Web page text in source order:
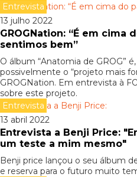
Entrevista
13 julho 2022
GROGNation: “É em cima
sentimos bem”
O álbum “Anatomia de GROG”
possivelmente o “projeto mais
GROGNation. Em entrevista à
sobre este projeto.
Entrevista
13 abril 2022
Entrevista a Benji Price:
um teste a mim mesmo"
Benji price lançou o seu álbum
e reserva para o futuro muito